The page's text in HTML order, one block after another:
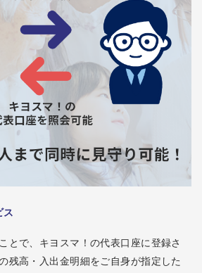
ス
とで、キヨスマ！の代表口座に登録さ
残高・入出金明細をご自身が指定した